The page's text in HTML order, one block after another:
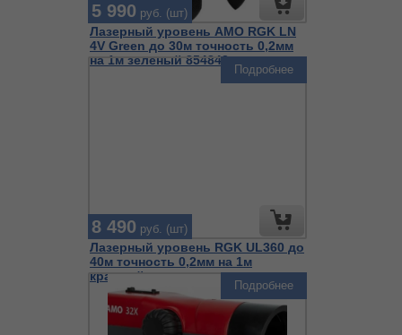
Лазерный уровень AMO RGK LN
4V Green до 30м точность 0,2мм
на 1м зеленый 854842
5 990 руб. (шт)
Лазерный уровень RGK UL360 до
40м точность 0,2мм на 1м
красный
8 490 руб. (шт)
Подробнее
Подробнее